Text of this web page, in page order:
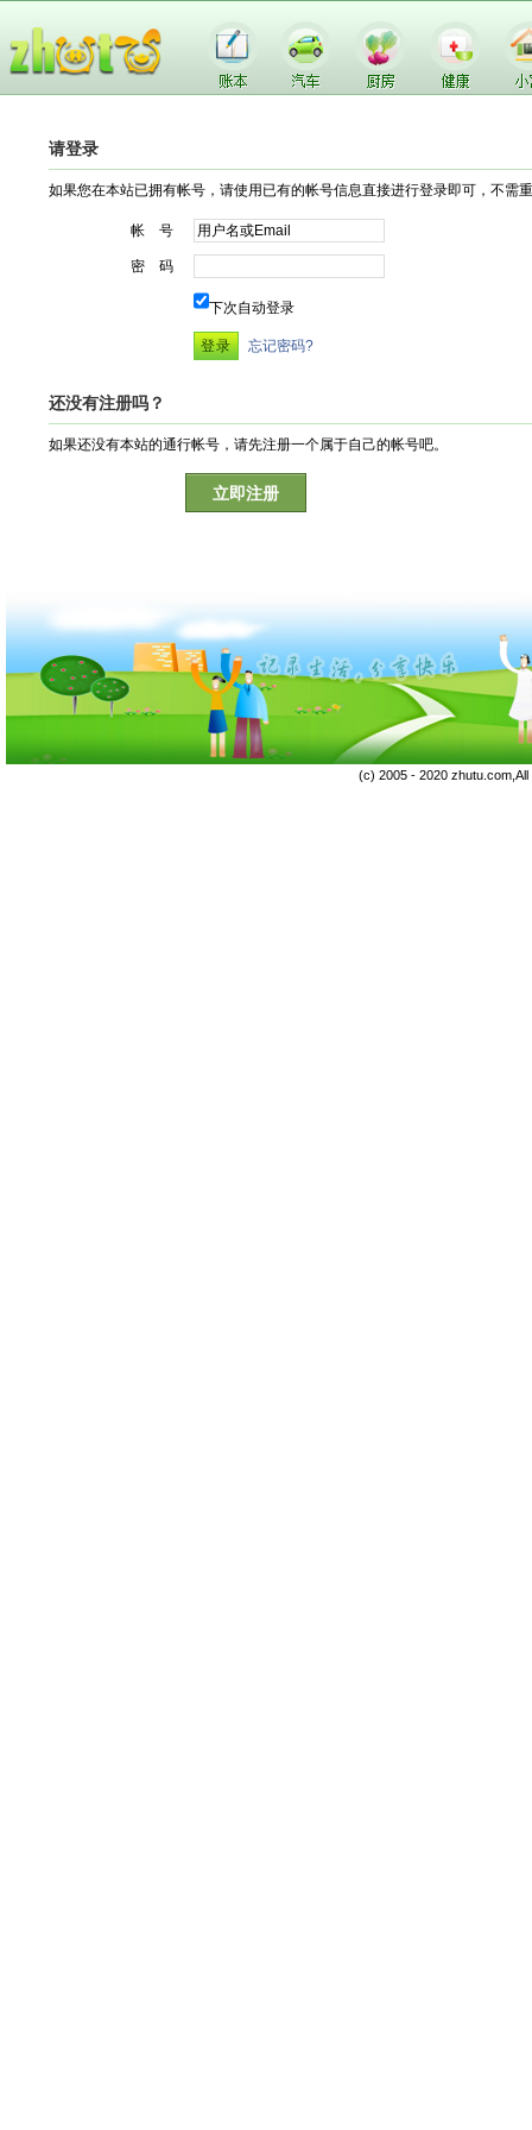
请登录
如果您在本站已拥有帐号，请使用已有的帐号信息直接进行登录即可，不需
帐 号
密 码
下次自动登录
忘记密码?
还没有注册吗？
如果还没有本站的通行帐号，请先注册一个属于自己的帐号吧。
立即注册
(c) 2005 - 2020